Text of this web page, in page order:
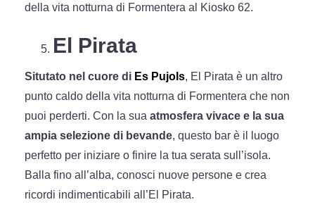
della vita notturna di Formentera al Kiosko 62.
El Pirata
Situtato nel cuore di Es Pujols, El Pirata è un altro
punto caldo della vita notturna di Formentera che non
puoi perderti. Con la sua atmosfera vivace e la sua
ampia selezione di bevande, questo bar è il luogo
perfetto per iniziare o finire la tua serata sull’isola.
Balla fino all’alba, conosci nuove persone e crea
ricordi indimenticabili all’El Pirata.